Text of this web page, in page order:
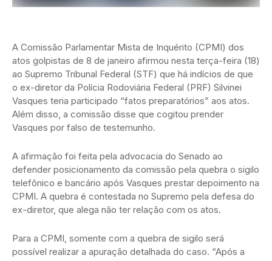
A Comissão Parlamentar Mista de Inquérito (CPMI) dos
atos golpistas de 8 de janeiro afirmou nesta terça-feira (18)
ao Supremo Tribunal Federal (STF) que há indícios de que
o ex-diretor da Polícia Rodoviária Federal (PRF) Silvinei
Vasques teria participado “fatos preparatórios” aos atos.
Além disso, a comissão disse que cogitou prender
Vasques por falso de testemunho.
A afirmação foi feita pela advocacia do Senado ao
defender posicionamento da comissão pela quebra o sigilo
telefônico e bancário após Vasques prestar depoimento na
CPMI. A quebra é contestada no Supremo pela defesa do
ex-diretor, que alega não ter relação com os atos.
Para a CPMI, somente com a quebra de sigilo será
possível realizar a apuração detalhada do caso. “Após a